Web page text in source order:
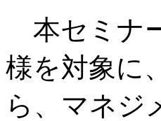
本セミナ
様を対象に
ら、マネジ